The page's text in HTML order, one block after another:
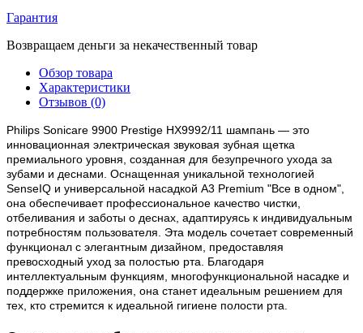
Гарантия
Возвращаем деньги за некачественный товар
Обзор товара
Характеристики
Отзывов (0)
Philips Sonicare 9900 Prestige HX9992/11 шампань — это
инновационная электрическая звуковая зубная щетка
премиального уровня, созданная для безупречного ухода за
зубами и деснами. Оснащенная уникальной технологией
SenseIQ и универсальной насадкой A3 Premium "Все в одном",
она обеспечивает профессиональное качество чистки,
отбеливания и заботы о деснах, адаптируясь к индивидуальным
потребностям пользователя. Эта модель сочетает современный
функционал с элегантным дизайном, предоставляя
превосходный уход за полостью рта. Благодаря
интеллектуальным функциям, многофункциональной насадке и
поддержке приложения, она станет идеальным решением для
тех, кто стремится к идеальной гигиене полости рта.